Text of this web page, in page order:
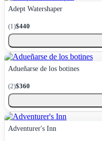
Adept Watershaper
(1)$440
Adueñarse de los botines
(2)$360
Adventurer's Inn